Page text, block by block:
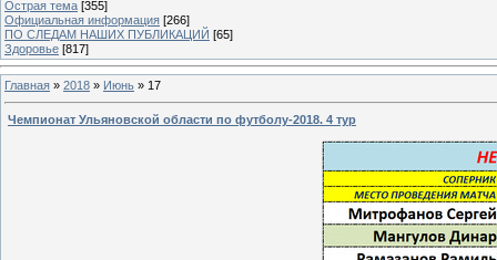
Острая тема [355]
Официальная информация [266]
ПО СЛЕДАМ НАШИХ ПУБЛИКАЦИЙ [65]
Здоровье [817]
Главная » 2018 » Июнь » 17
Чемпионат Ульяновской области по футболу-2018. 4 тур